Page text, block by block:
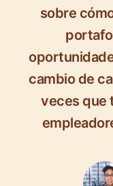
sobre
cambio de
veces que